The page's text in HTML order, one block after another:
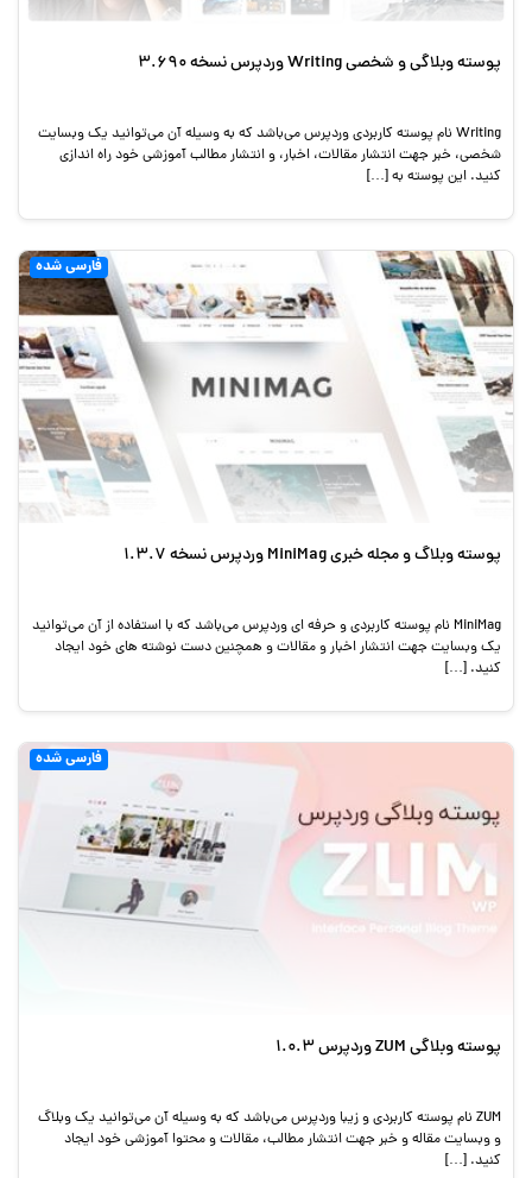
پوسته وبلاگی و شخصی Writing وردپرس نسخه 3.690
Writing نام پوسته کاربردی وردپرس می‌باشد که به وسیله آن می‌توانید یک وبسایت
شخصی، خبر جهت انتشار مقالات، اخبار، و انتشار مطالب آموزشی خود راه اندازی
کنید. این پوسته به […]
فارسی شده
پوسته وبلاگ و مجله خبری MiniMag وردپرس نسخه 1.3.7
MiniMag نام پوسته کاربردی و حرفه ای وردپرس می‌باشد که با استفاده از آن می‌توانید
یک وبسایت جهت انتشار اخبار و مقالات و همچنین دست نوشته های خود ایجاد
کنید. […]
فارسی شده
پوسته وبلاگی ZUM وردپرس 1.0.3
ZUM نام پوسته کاربردی و زیبا وردپرس می‌باشد که به وسیله آن می‌توانید یک وبلاگ
و وبسایت مقاله و خبر جهت انتشار مطالب، مقالات و محتوا آموزشی خود ایجاد
کنید. […]